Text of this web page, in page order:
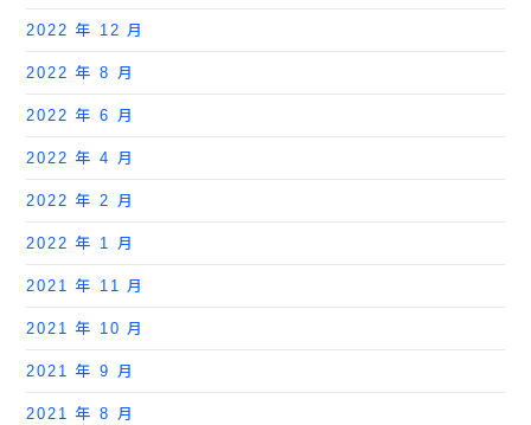
2022 年 12 月
2022 年 8 月
2022 年 6 月
2022 年 4 月
2022 年 2 月
2022 年 1 月
2021 年 11 月
2021 年 10 月
2021 年 9 月
2021 年 8 月